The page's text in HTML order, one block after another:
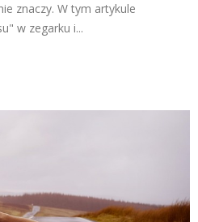
znaczy. W tym artykule
w zegarku i...